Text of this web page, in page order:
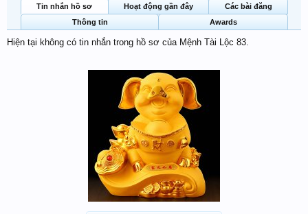
Tin nhắn hồ sơ Hoạt động gần đây
Các bài đăng
Thông tin
Awards
Hiện tại không có tin nhắn trong hồ sơ của Mệnh Tài Lộc 83.